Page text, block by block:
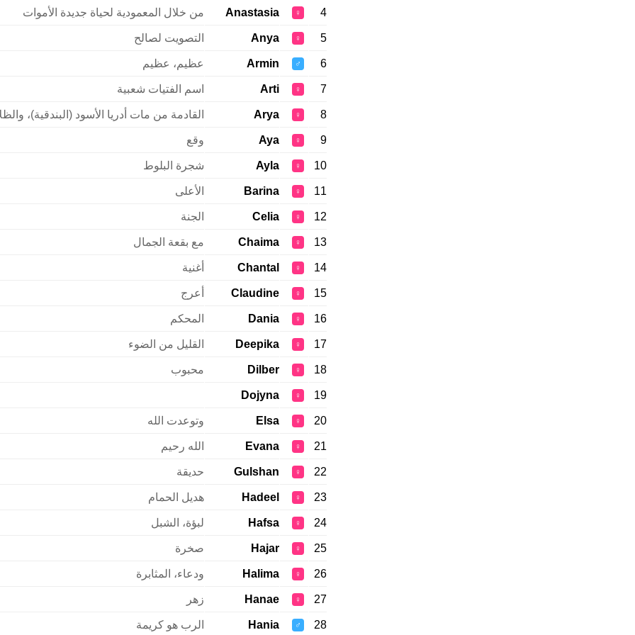
4
♀
Anastasia من خلال المعمودية لحياة جديدة الأموات
5
♀
Anya التصويت لصالح
6
♂
Armin عظيم، عظيم
7
♀
Arti اسم الفتيات شعبية
8
♀
Arya القادمة من مات أدريا الأسود (البندقية)،
9
♀
Aya وقع
10
♀
Ayla شجرة البلوط
11
♀
Barina الأعلى
12
♀
Celia الجنة
13
♀
Chaima مع بقعة الجمال
14
♀
Chantal أغنية
15
♀
Claudine أعرج
16
♀
Dania المحكم
17
♀
Deepika القليل من الضوء
18
♀
Dilber محبوب
19
♀
Dojyna
20
♀
Elsa وتوعدت الله
21
♀
Evana الله رحيم
22
♀
Gulshan حديقة
23
♀
Hadeel هديل الحمام
24
♀
Hafsa لبؤة، الشبل
25
♀
Hajar صخرة
26
♀
Halima ودعاء، المثابرة
27
♀
Hanae زهر
28
♂
Hania الرب هو كريمة